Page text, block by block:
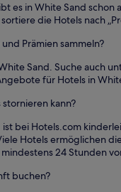
es in White Sand schon
die Hotels nach
Prämien sammeln?
Sand. Suche auch
für Hotels in
kann?
bei Hotels.com
Hotels ermöglichen
24 Stunden
buchen?